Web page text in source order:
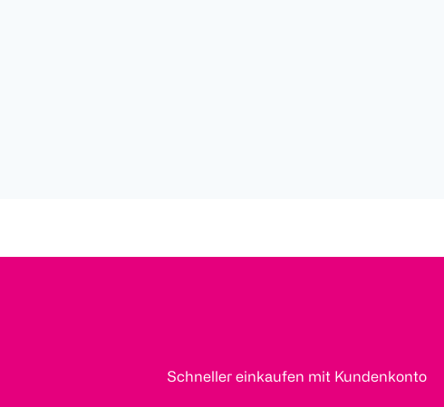
Schneller einkaufen mit Kundenkonto